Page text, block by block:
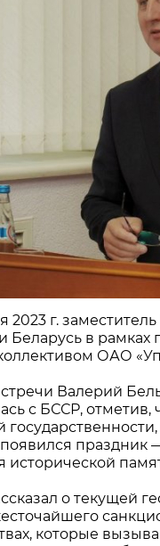
2023 г.
Беларусь в
ОАО
Валерий
с БССР, отметив,
праздник
исторической
о текущей
которые